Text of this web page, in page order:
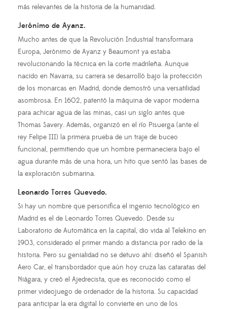
más relevantes de la historia de la humanidad.
Jerónimo de Ayanz.
Mucho antes de que la Revolución Industrial transformara
Europa, Jerónimo de Ayanz y Beaumont ya estaba
revolucionando la técnica en la corte madrileña. Aunque
nacido en Navarra, su carrera se desarrolló bajo la protección
de los monarcas en Madrid, donde demostró una versatilidad
asombrosa. En 1602, patentó la máquina de vapor moderna
para achicar agua de las minas, casi un siglo antes que
Thomas Savery. Además, organizó en el río Pisuerga (ante el
rey Felipe III) la primera prueba de un traje de buceo
funcional, permitiendo que un hombre permaneciera bajo el
agua durante más de una hora, un hito que sentó las bases de
la exploración submarina.
Leonardo Torres Quevedo.
Si hay un nombre que personifica el ingenio tecnológico en
Madrid es el de Leonardo Torres Quevedo. Desde su
Laboratorio de Automática en la capital, dio vida al Telekino en
1903, considerado el primer mando a distancia por radio de la
historia. Pero su genialidad no se detuvo ahí: diseñó el Spanish
Aero Car, el transbordador que aún hoy cruza las cataratas del
Niágara, y creó el Ajedrecista, que es reconocido como el
primer videojuego de ordenador de la historia. Su capacidad
para anticipar la era digital lo convierte en uno de los